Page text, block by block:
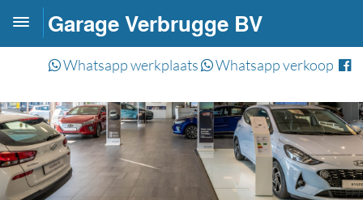
Garage Verbrugge BV
Whatsapp werkplaats Whatsapp verkoop
Toggle
navigation